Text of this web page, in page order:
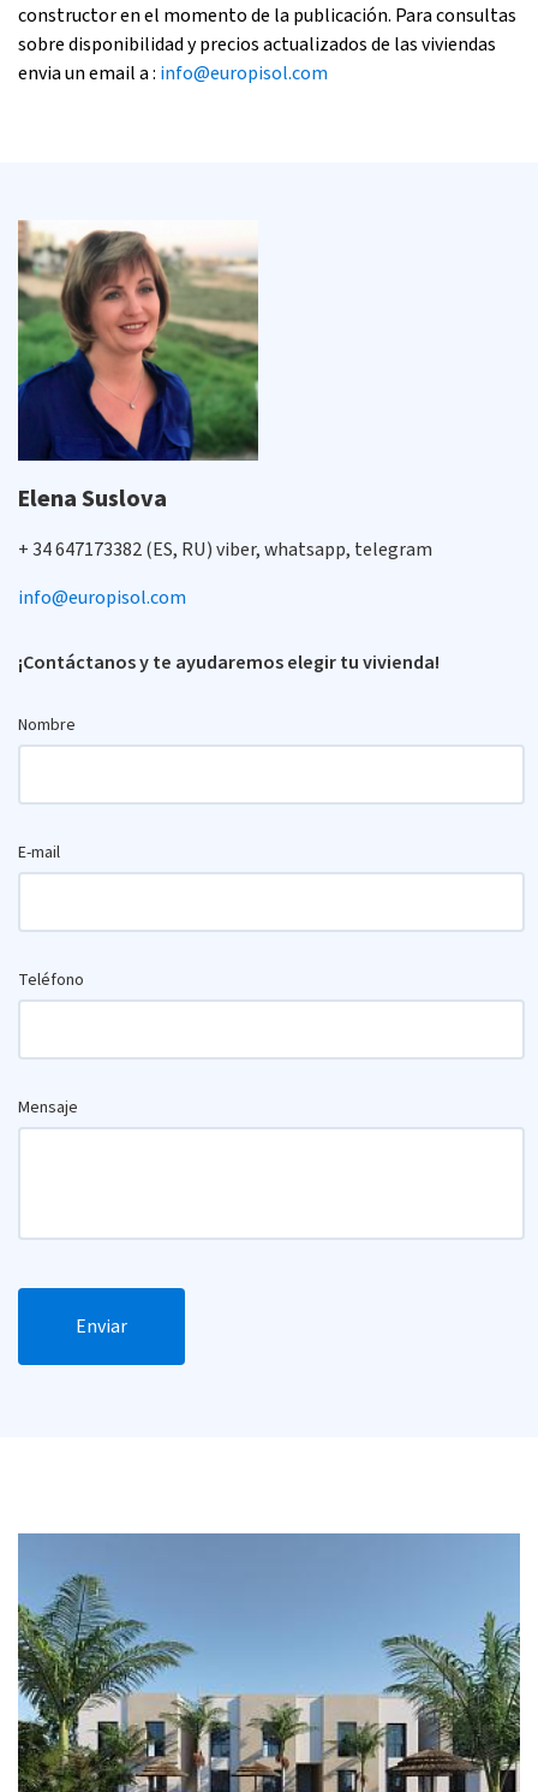
constructor en el momento de la publicación. Para consultas
sobre disponibilidad y precios actualizados de las viviendas
envia un email a : info@europisol.com
Elena Suslova
+ 34 647173382 (ES, RU) viber, whatsapp, telegram
info@europisol.com
¡Contáctanos y te ayudaremos elegir tu vivienda!
Nombre
E-mail
Teléfono
Mensaje
Enviar